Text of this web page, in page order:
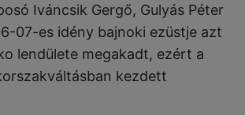
Iváncsik Gergő, Gulyás Péter
07-es idény bajnoki ezüstje azt
lendülete megakadt, ezért a
kezdett